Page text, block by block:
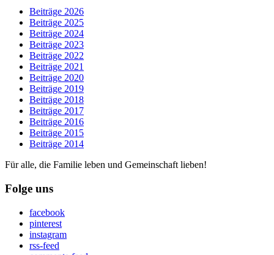
Beiträge 2026
Beiträge 2025
Beiträge 2024
Beiträge 2023
Beiträge 2022
Beiträge 2021
Beiträge 2020
Beiträge 2019
Beiträge 2018
Beiträge 2017
Beiträge 2016
Beiträge 2015
Beiträge 2014
Für alle, die Familie leben und Gemeinschaft lieben!
Folge uns
facebook
pinterest
instagram
rss-feed